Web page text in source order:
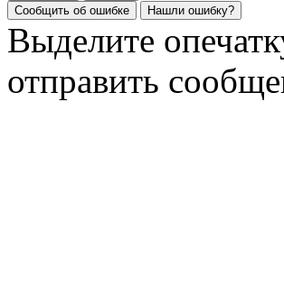
Сообщить об ошибке
Нашли ошибку?
Выделите
отправить